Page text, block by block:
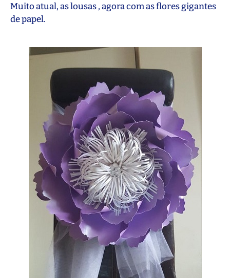
Muito atual, as lousas , agora com as flores gigantes
de papel.